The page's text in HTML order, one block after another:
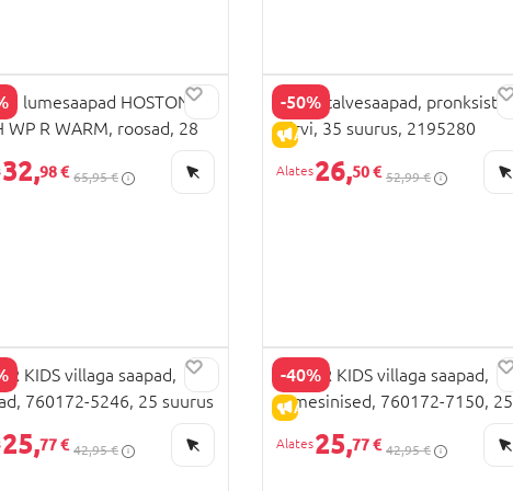
lumesaapad HOSTON
WP R WARM, roosad, 28
3-91600-94
32,98 € 65,95 €
-50%
ALLAHINDLUS
BEPPI talvesaapad, pronksist
värvi, 35 suurus, 2195280
26,50 € 52,99 €
KIDS villaga saapad,
760172-5246, 25 suurus
25,77 € 42,95 €
-40%
ALLAHINDLUS
COLOR KIDS villaga saapad,
tumesinised, 760172-7150, 25
suurus25,77 € 42,95 €